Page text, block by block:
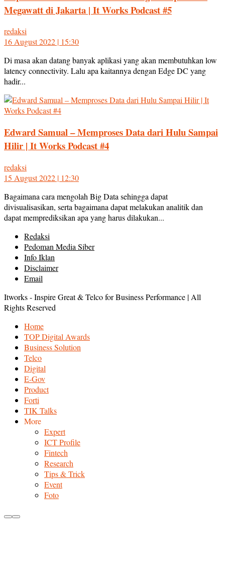
Megawatt di Jakarta | It Works Podcast #5
redaksi
16 August 2022 | 15:30
Di masa akan datang banyak aplikasi yang akan membutuhkan low
latency connectivity. Lalu apa kaitannya dengan Edge DC yang
hadir...
Edward Samual – Memproses Data dari Hulu Sampai
Hilir | It Works Podcast #4
redaksi
15 August 2022 | 12:30
Bagaimana cara mengolah Big Data sehingga dapat
divisualisasikan, serta bagaimana dapat melakukan analitik dan
dapat memprediksikan apa yang harus dilakukan...
Redaksi
Pedoman Media Siber
Info Iklan
Disclaimer
Email
Itworks - Inspire Great & Telco for Business Performance | All
Rights Reserved
Home
TOP Digital Awards
Business Solution
Telco
Digital
E-Gov
Product
Forti
TIK Talks
More
Expert
ICT Profile
Fintech
Research
Tips & Trick
Event
Foto